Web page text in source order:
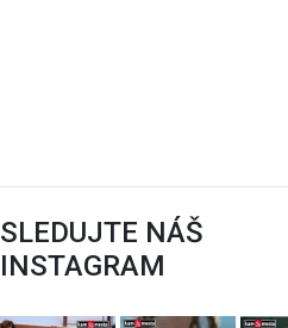
SLEDUJTE NÁŠ
INSTAGRAM